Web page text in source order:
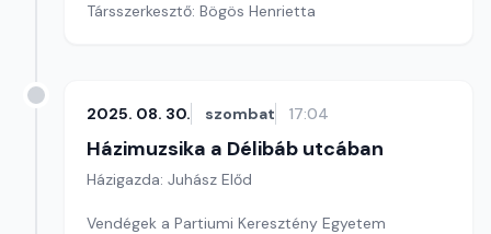
Társszerkesztő: Bögös Henrietta
2025. 08. 30. szombat 17:04
Házimuzsika a Délibáb utcában
Házigazda: Juhász Előd
Vendégek a Partiumi Keresztény Egyetem